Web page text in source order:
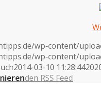
wp-content/
wp-content/
2014-03-10 11:28:44
den RSS Feed